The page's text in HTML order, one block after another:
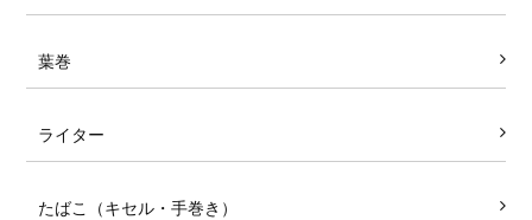
葉巻
ライター
たばこ（キセル・手巻き）